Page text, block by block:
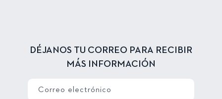
DÉJANOS TU CORREO PARA RECIBIR
MÁS INFORMACIÓN
Correo electrónico